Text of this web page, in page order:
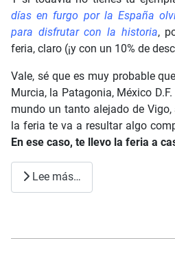
días en furgo por la España
para disfrutar con la historia,
feria, claro (¡y con un 10% de
Vale, sé que es muy probable
Murcia, la Patagonia, México
mundo un tanto alejado de
la feria te va a resultar algo
En ese caso, te llevo la feria a
Lee más…